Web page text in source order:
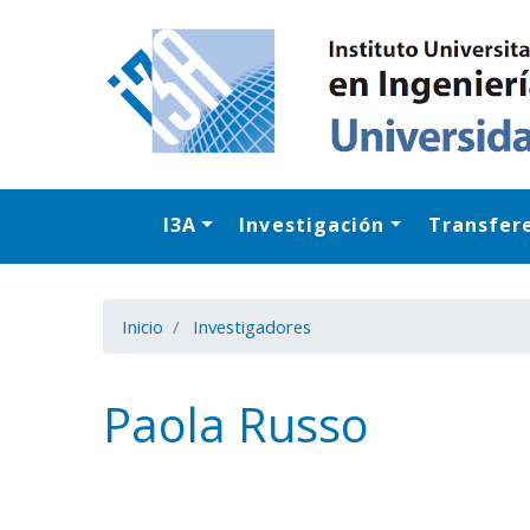
I3A Investigación
Inicio Investigadores
Paola Russo